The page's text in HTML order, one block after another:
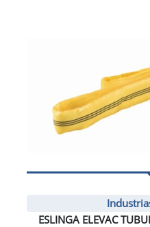
ESLINGA ELEVAC